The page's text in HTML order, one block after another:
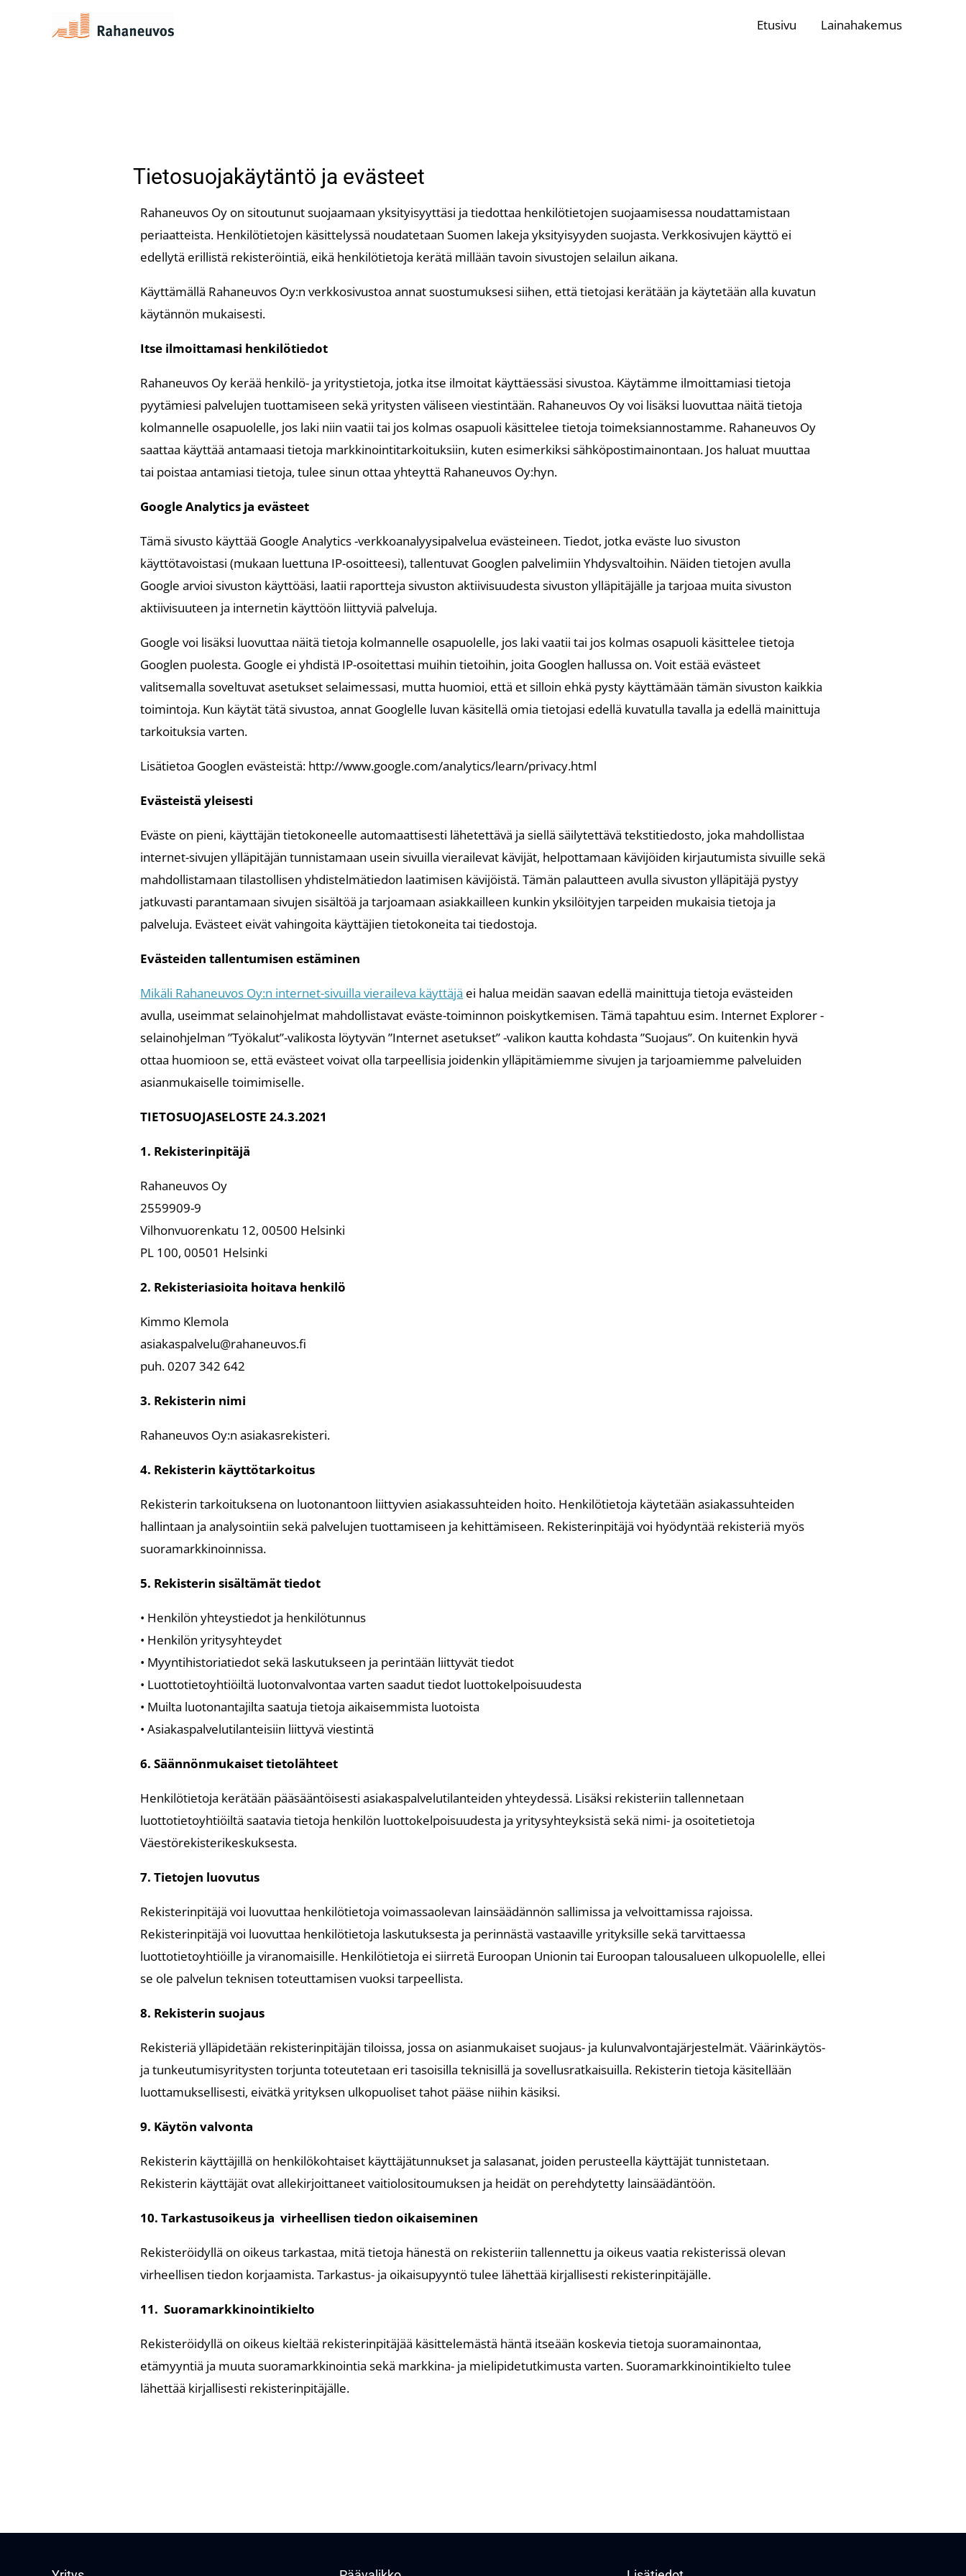
Etusivu Lainahakemus
Tietosuojakäytäntö ja evästeet
Rahaneuvos Oy on sitoutunut suojaamaan yksityisyyttäsi ja tiedottaa henkilötietojen suojaamisessa noudattamistaan
periaatteista. Henkilötietojen käsittelyssä noudatetaan Suomen lakeja yksityisyyden suojasta. Verkkosivujen käyttö ei
edellytä erillistä rekisteröintiä, eikä henkilötietoja kerätä millään tavoin sivustojen selailun aikana.
Käyttämällä Rahaneuvos Oy:n verkkosivustoa annat suostumuksesi siihen, että tietojasi kerätään ja käytetään alla kuvatun
käytännön mukaisesti.
Itse ilmoittamasi henkilötiedot
Rahaneuvos Oy kerää henkilö- ja yritystietoja, jotka itse ilmoitat käyttäessäsi sivustoa. Käytämme ilmoittamiasi tietoja
pyytämiesi palvelujen tuottamiseen sekä yritysten väliseen viestintään. Rahaneuvos Oy voi lisäksi luovuttaa näitä tietoja
kolmannelle osapuolelle, jos laki niin vaatii tai jos kolmas osapuoli käsittelee tietoja toimeksiannostamme. Rahaneuvos Oy
saattaa käyttää antamaasi tietoja markkinointitarkoituksiin, kuten esimerkiksi sähköpostimainontaan. Jos haluat muuttaa
tai poistaa antamiasi tietoja, tulee sinun ottaa yhteyttä Rahaneuvos Oy:hyn.
Google Analytics ja evästeet
Tämä sivusto käyttää Google Analytics -verkkoanalyysipalvelua evästeineen. Tiedot, jotka eväste luo sivuston
käyttötavoistasi (mukaan luettuna IP-osoitteesi), tallentuvat Googlen palvelimiin Yhdysvaltoihin. Näiden tietojen avulla
Google arvioi sivuston käyttöäsi, laatii raportteja sivuston aktiivisuudesta sivuston ylläpitäjälle ja tarjoaa muita sivuston
aktiivisuuteen ja internetin käyttöön liittyviä palveluja.
Google voi lisäksi luovuttaa näitä tietoja kolmannelle osapuolelle, jos laki vaatii tai jos kolmas osapuoli käsittelee tietoja
Googlen puolesta. Google ei yhdistä IP-osoitettasi muihin tietoihin, joita Googlen hallussa on. Voit estää evästeet
valitsemalla soveltuvat asetukset selaimessasi, mutta huomioi, että et silloin ehkä pysty käyttämään tämän sivuston kaikkia
toimintoja. Kun käytät tätä sivustoa, annat Googlelle luvan käsitellä omia tietojasi edellä kuvatulla tavalla ja edellä mainittuja
tarkoituksia varten.
Lisätietoa Googlen evästeistä: http://www.google.com/analytics/learn/privacy.html
Evästeistä yleisesti
Eväste on pieni, käyttäjän tietokoneelle automaattisesti lähetettävä ja siellä säilytettävä tekstitiedosto, joka mahdollistaa
internet-sivujen ylläpitäjän tunnistamaan usein sivuilla vierailevat kävijät, helpottamaan kävijöiden kirjautumista sivuille sekä
mahdollistamaan tilastollisen yhdistelmätiedon laatimisen kävijöistä. Tämän palautteen avulla sivuston ylläpitäjä pystyy
jatkuvasti parantamaan sivujen sisältöä ja tarjoamaan asiakkailleen kunkin yksilöityjen tarpeiden mukaisia tietoja ja
palveluja. Evästeet eivät vahingoita käyttäjien tietokoneita tai tiedostoja.
Evästeiden tallentumisen estäminen
Mikäli Rahaneuvos Oy:n internet-sivuilla vieraileva käyttäjä ei halua meidän saavan edellä mainittuja tietoja evästeiden
avulla, useimmat selainohjelmat mahdollistavat eväste-toiminnon poiskytkemisen. Tämä tapahtuu esim. Internet Explorer -
selainohjelman ”Työkalut”-valikosta löytyvän ”Internet asetukset” -valikon kautta kohdasta ”Suojaus”. On kuitenkin hyvä
ottaa huomioon se, että evästeet voivat olla tarpeellisia joidenkin ylläpitämiemme sivujen ja tarjoamiemme palveluiden
asianmukaiselle toimimiselle.
TIETOSUOJASELOSTE 24.3.2021
1. Rekisterinpitäjä
Rahaneuvos Oy
2559909-9
Vilhonvuorenkatu 12, 00500 Helsinki
PL 100, 00501 Helsinki
2. Rekisteriasioita hoitava henkilö
Kimmo Klemola
asiakaspalvelu@rahaneuvos.fi
puh. 0207 342 642
3. Rekisterin nimi
Rahaneuvos Oy:n asiakasrekisteri.
4. Rekisterin käyttötarkoitus
Rekisterin tarkoituksena on luotonantoon liittyvien asiakassuhteiden hoito. Henkilötietoja käytetään asiakassuhteiden
hallintaan ja analysointiin sekä palvelujen tuottamiseen ja kehittämiseen. Rekisterinpitäjä voi hyödyntää rekisteriä myös
suoramarkkinoinnissa.
5. Rekisterin sisältämät tiedot
• Henkilön yhteystiedot ja henkilötunnus
• Henkilön yritysyhteydet
• Myyntihistoriatiedot sekä laskutukseen ja perintään liittyvät tiedot
• Luottotietoyhtiöiltä luotonvalvontaa varten saadut tiedot luottokelpoisuudesta
• Muilta luotonantajilta saatuja tietoja aikaisemmista luotoista
• Asiakaspalvelutilanteisiin liittyvä viestintä
6. Säännönmukaiset tietolähteet
Henkilötietoja kerätään pääsääntöisesti asiakaspalvelutilanteiden yhteydessä. Lisäksi rekisteriin tallennetaan
luottotietoyhtiöiltä saatavia tietoja henkilön luottokelpoisuudesta ja yritysyhteyksistä sekä nimi- ja osoitetietoja
Väestörekisterikeskuksesta.
7. Tietojen luovutus
Rekisterinpitäjä voi luovuttaa henkilötietoja voimassaolevan lainsäädännön sallimissa ja velvoittamissa rajoissa.
Rekisterinpitäjä voi luovuttaa henkilötietoja laskutuksesta ja perinnästä vastaaville yrityksille sekä tarvittaessa
luottotietoyhtiöille ja viranomaisille. Henkilötietoja ei siirretä Euroopan Unionin tai Euroopan talousalueen ulkopuolelle, ellei
se ole palvelun teknisen toteuttamisen vuoksi tarpeellista.
8. Rekisterin suojaus
Rekisteriä ylläpidetään rekisterinpitäjän tiloissa, jossa on asianmukaiset suojaus- ja kulunvalvontajärjestelmät. Väärinkäytös-
ja tunkeutumisyritysten torjunta toteutetaan eri tasoisilla teknisillä ja sovellusratkaisuilla. Rekisterin tietoja käsitellään
luottamuksellisesti, eivätkä yrityksen ulkopuoliset tahot pääse niihin käsiksi.
9. Käytön valvonta
Rekisterin käyttäjillä on henkilökohtaiset käyttäjätunnukset ja salasanat, joiden perusteella käyttäjät tunnistetaan.
Rekisterin käyttäjät ovat allekirjoittaneet vaitiolositoumuksen ja heidät on perehdytetty lainsäädäntöön.
10. Tarkastusoikeus ja virheellisen tiedon oikaiseminen
Rekisteröidyllä on oikeus tarkastaa, mitä tietoja hänestä on rekisteriin tallennettu ja oikeus vaatia rekisterissä olevan
virheellisen tiedon korjaamista. Tarkastus- ja oikaisupyyntö tulee lähettää kirjallisesti rekisterinpitäjälle.
11. Suoramarkkinointikielto
Rekisteröidyllä on oikeus kieltää rekisterinpitäjää käsittelemästä häntä itseään koskevia tietoja suoramainontaa,
etämyyntiä ja muuta suoramarkkinointia sekä markkina- ja mielipidetutkimusta varten. Suoramarkkinointikielto tulee
lähettää kirjallisesti rekisterinpitäjälle.